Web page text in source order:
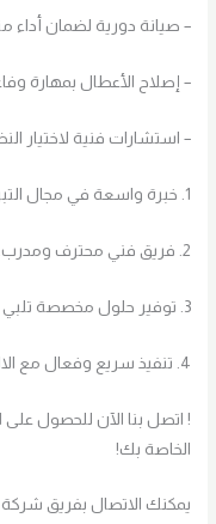
– صيانة دورية لضمان أداء
– إصلاح الأعطال بمهارة
– استشارات فنية لاختيار
1. خبرة واسعة في مجال التبريد والتكييف.
2. فريق فني محترف ومدرب.
3. توفير حلول مخصصة تلبي احتياجاتك بدقة.
4. تنفيذ سريع وفعال مع الالتزام بالجودة.
! اتصل بنا الآن للحصول على
الخاصة بك!
يمكنك الاتصال بفريق